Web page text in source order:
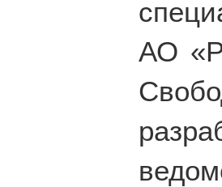
АО